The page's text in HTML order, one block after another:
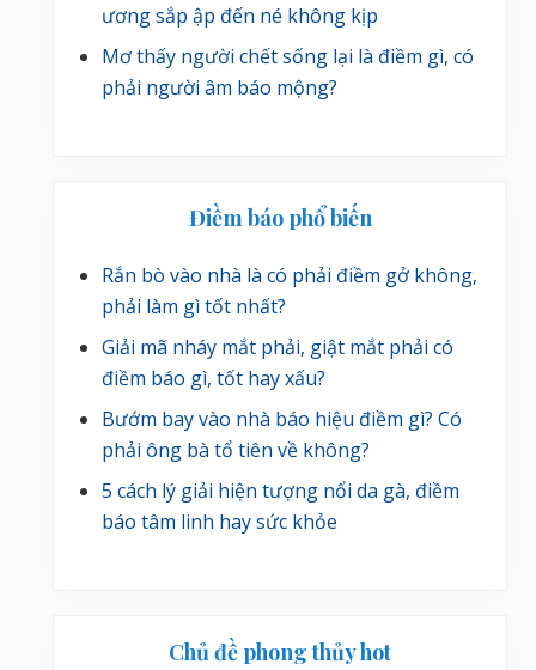
ương sắp ập đến né không kịp
Mơ thấy người chết sống lại là điềm gì, có
phải người âm báo mộng?
Điềm báo phổ biến
Rắn bò vào nhà là có phải điềm gở không,
phải làm gì tốt nhất?
Giải mã nháy mắt phải, giật mắt phải có
điềm báo gì, tốt hay xấu?
Bướm bay vào nhà báo hiệu điềm gì? Có
phải ông bà tổ tiên về không?
5 cách lý giải hiện tượng nổi da gà, điềm
báo tâm linh hay sức khỏe
Chủ đề phong thủy hot